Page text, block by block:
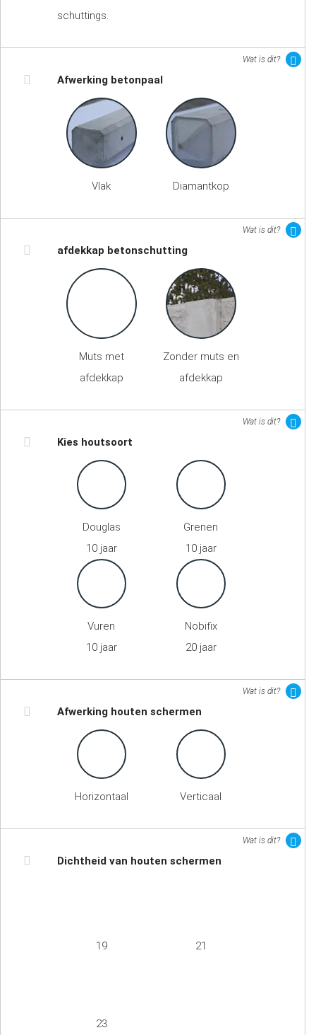
schuttings.
Wat is dit?
Afwerking betonpaal
Vlak Diamantkop
Wat is dit?
afdekkap betonschutting
Muts met
afdekkap
Zonder muts en
afdekkap
Wat is dit?
Kies houtsoort
Douglas
10 jaar
Grenen
10 jaar
Vuren
10 jaar
Nobifix
20 jaar
Wat is dit?
Afwerking houten schermen
Horizontaal Verticaal
Wat is dit?
Dichtheid van houten schermen
19 21
23